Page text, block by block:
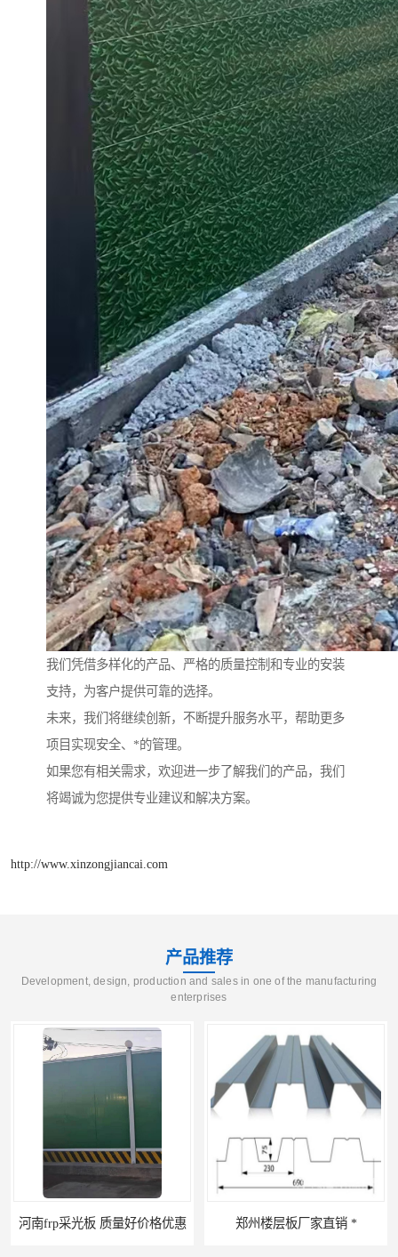
我们凭借多样化的产品、严格的质量控制和专业的安装
支持，为客户提供可靠的选择。
未来，我们将继续创新，不断提升服务水平，帮助更多
项目实现安全、*的管理。
如果您有相关需求，欢迎进一步了解我们的产品，我们
将竭诚为您提供专业建议和解决方案。
http://www.xinzongjiancai.com
产品推荐
Development, design, production and sales in one of the manufacturing
enterprises
河南frp采光板 质量好价格优惠 郑州楼层板厂家直销 *